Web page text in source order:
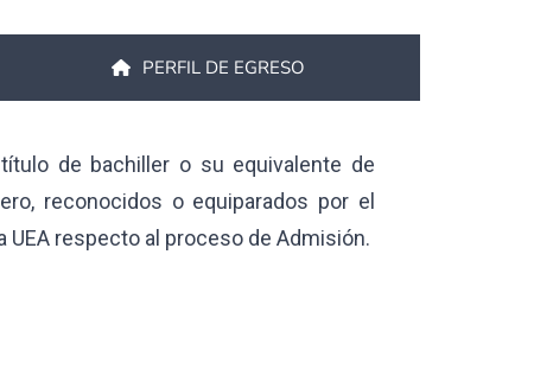
PERFIL DE EGRESO
de bachiller o su equivalente de
reconocidos o equiparados por el
respecto al proceso de Admisión.